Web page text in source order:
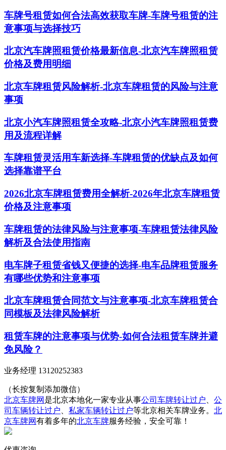
车牌号租赁如何合法高效获取车牌-车牌号租赁的注
意事项与选择技巧
北京汽车牌照租赁价格最新信息-北京汽车牌照租赁
价格及费用明细
北京车牌租赁风险解析-北京车牌租赁的风险与注意
事项
北京小汽车牌照租赁全攻略-北京小汽车牌照租赁费
用及流程详解
车牌租赁灵活用车新选择-车牌租赁的优缺点及如何
选择靠谱平台
2026北京车牌租赁费用全解析-2026年北京车牌租赁
价格及注意事项
车牌租赁的法律风险与注意事项-车牌租赁法律风险
解析及合法使用指南
电车牌子租赁省钱又便捷的选择-电车品牌租赁服务
有哪些优势和注意事项
北京车牌租赁合同范文与注意事项-北京车牌租赁合
同模板及法律风险解析
租赁车牌的注意事项与优势-如何合法租赁车牌并避
免风险？
业务经理 13120252383
（长按复制添加微信）
北京车牌网 是北京本地化一家专业从事公司车牌转让过户
公
司车辆转让过户
私家车辆转让过户等北京相关车牌业务。 北
京车牌网有着多年的北京车牌服务经验，安全可靠！